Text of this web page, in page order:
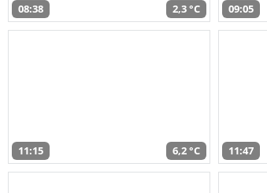
08:38 2,3 °C 09:05
11:15 6,2 °C 11:47